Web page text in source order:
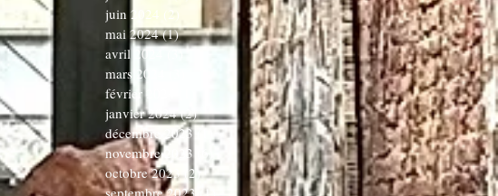
juin 2024 (2) 2 posts
mai 2024 (1)1 post
avril 2024 (3)3 posts
mars 2024
février 2024
janvier 2024 (2)2 posts
décembre 2023 (1)
1 post
novembre 2023
(6)
6 posts
octobre 2023 (2)2 posts
septembre 2023 (1)